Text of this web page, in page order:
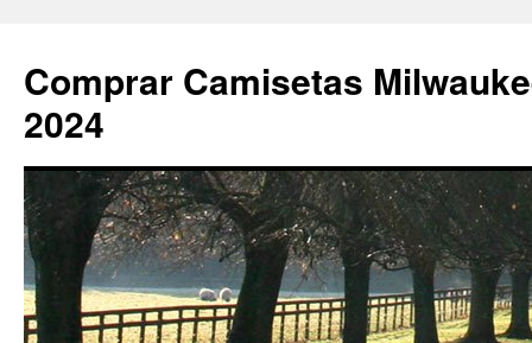
Comprar Camisetas
2024